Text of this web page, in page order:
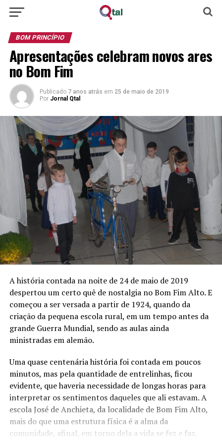
BOM PRINCÍPIO
Apresentações celebram novos ares
no Bom Fim
Publicado 7 anos atrás em 25 de maio de 2019
Por Jornal Qtal
A história contada na noite de 24 de maio de 2019
despertou um certo quê de nostalgia no Bom Fim Alto. E
começou a ser versada a partir de 1924, quando da
criação da pequena escola rural, em um tempo antes da
grande Guerra Mundial, sendo as aulas ainda
ministradas em alemão.
Uma quase centenária história foi contada em poucos
minutos, mas pela quantidade de entrelinhas, ficou
evidente, que haveria necessidade de longas horas para
interpretar os sentimentos daqueles que ali estavam. A
escola José de Anchieta, da localidade de Bom Fim Alto,
mais do que uma estrutura física é a alma da
comunidade, afinal, em torno dela a vida se fez e faz.